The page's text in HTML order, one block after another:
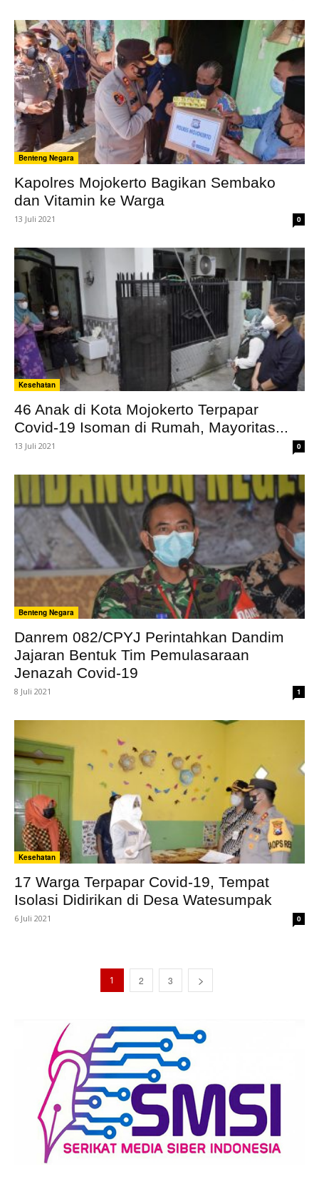
Benteng Negara
Kapolres Mojokerto Bagikan Sembako
dan Vitamin ke Warga
13 Juli 2021 0
Kesehatan
46 Anak di Kota Mojokerto Terpapar
Covid-19 Isoman di Rumah, Mayoritas...
13 Juli 2021 0
Benteng Negara
Danrem 082/CPYJ Perintahkan Dandim
Jajaran Bentuk Tim Pemulasaraan
Jenazah Covid-19
8 Juli 2021 1
Kesehatan
17 Warga Terpapar Covid-19, Tempat
Isolasi Didirikan di Desa Watesumpak
6 Juli 2021 0
1 2 3